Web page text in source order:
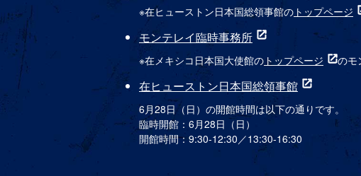
※在ヒューストン日本国総領事館の トップページ
モンテレイ臨時事務所 別ウィンドウで開く
※在メキシコ日本国大使館の トップページ 別ウィ
のモ
在ヒューストン日本国総領事館 別ウィンド
6月28日（日）の開館時間は以下の通りです。
臨時開館：6月28日（日）
開館時間：9:30-12:30／13:30-16:30